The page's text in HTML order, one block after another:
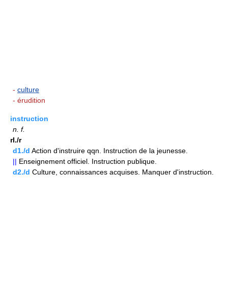
- culture
- érudition
instruction
n. f.
rI./r
d1./d Action d'instruire qqn. Instruction de la jeunesse.
|| Enseignement officiel. Instruction publique.
d2./d Culture, connaissances acquises. Manquer d'instruction.